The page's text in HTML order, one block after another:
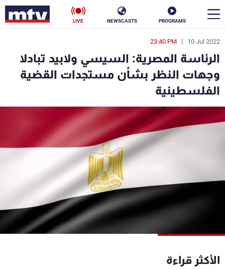
PROGRAMS
NEWSCASTS
LIVE
10 Jul 2022
23:40 PM
الرئاسة المصرية: السيسي ولابيد تبادلا
وجهات النظر بشأن مستجدات القضية
الفلسطينية
الأكثر قراءة
en
الأخبار
سياسة
فن
رياضة
شاهد البرامج